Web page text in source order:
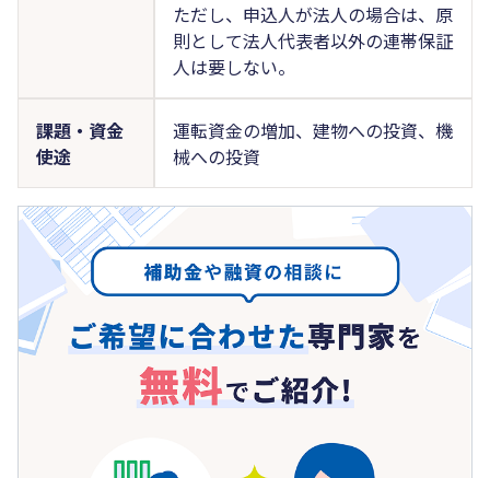
ただし、申込人が法人の場合は、原
則として法人代表者以外の連帯保証
人は要しない。
課題・資金
使途
運転資金の増加、建物への投資、機
械への投資